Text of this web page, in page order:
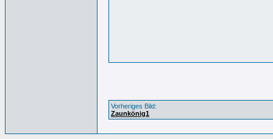
Vorheriges Bild:
Zaunkönig1